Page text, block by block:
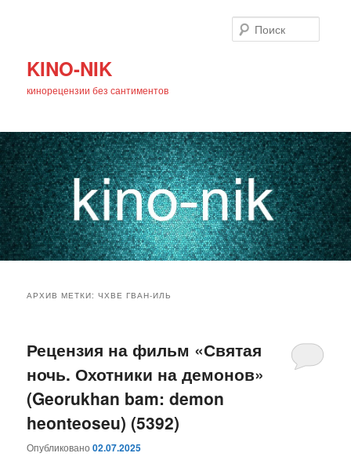
KINO-NIK
кинорецензии без сантиментов
основному
содержимому
дополнительному
содержимому
АРХИВ МЕТКИ:ЧХВЕ ГВАН-ИЛЬ
Рецензия на фильм «Святая
ночь. Охотники на демонов»
(Georukhan bam: demon
heonteoseu) (5392)
Опубликовано02.07.2025